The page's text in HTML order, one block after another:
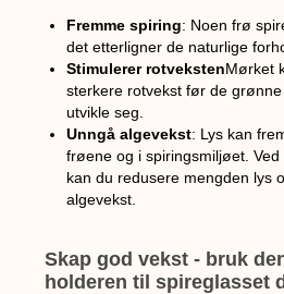
Fremme spiring: Noen frø
det etterligner de naturlige
Stimulerer rotvekstenMørket
sterkere rotvekst før de
utvikle seg.
Unngå algevekst: Lys kan
frøene og i spiringsmiljøet.
kan du redusere mengden lys
algevekst.
Skap god vekst - bruk
holderen til spireglasset